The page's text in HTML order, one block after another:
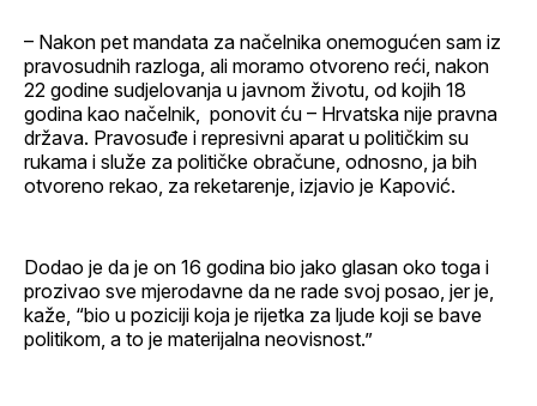
– Nakon pet mandata za načelnika onemogućen sam iz
pravosudnih razloga, ali moramo otvoreno reći, nakon
22 godine sudjelovanja u javnom životu, od kojih 18
godina kao načelnik, ponovit ću – Hrvatska nije pravna
država. Pravosuđe i represivni aparat u političkim su
rukama i služe za političke obračune, odnosno, ja bih
otvoreno rekao, za reketarenje, izjavio je Kapović.
Dodao je da je on 16 godina bio jako glasan oko toga i
prozivao sve mjerodavne da ne rade svoj posao, jer je,
kaže, “bio u poziciji koja je rijetka za ljude koji se bave
politikom, a to je materijalna neovisnost.”